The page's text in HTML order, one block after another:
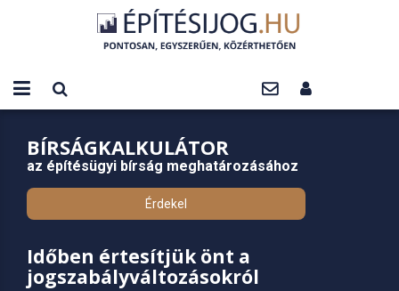
BÍRSÁGKALKULÁTOR
az építésügyi bírság meghatározásához
Érdekel
Időben értesítjük önt a
jogszabályváltozásokról